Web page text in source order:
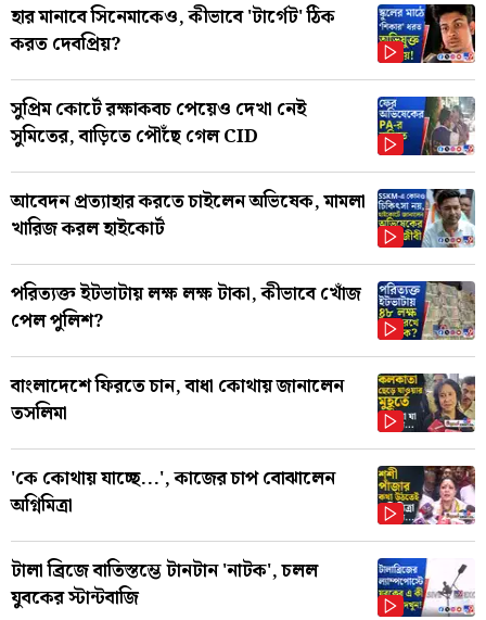
হার মানাবে সিনেমাকেও, কীভাবে 'টার্গেট' ঠিক
করত দেবপ্রিয়?
সুপ্রিম কোর্টে রক্ষাকবচ পেয়েও দেখা নেই
সুমিতের, বাড়িতে পৌঁছে গেল CID
আবেদন প্রত্যাহার করতে চাইলেন অভিষেক, মামলা
খারিজ করল হাইকোর্ট
পরিত্যক্ত ইটভাটায় লক্ষ লক্ষ টাকা, কীভাবে খোঁজ
পেল পুলিশ?
বাংলাদেশে ফিরতে চান, বাধা কোথায় জানালেন
তসলিমা
'কে কোথায় যাচ্ছে...', কাজের চাপ বোঝালেন
অগ্নিমিত্রা
টালা ব্রিজে বাতিস্তম্ভে টানটান 'নাটক', চলল
যুবকের স্টান্টবাজি